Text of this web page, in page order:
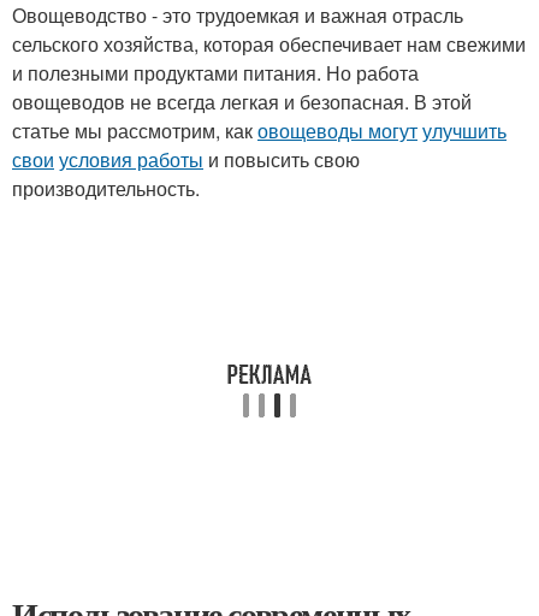
Овощеводство - это трудоемкая и важная отрасль
сельского хозяйства, которая обеспечивает нам свежими
и полезными продуктами питания. Но работа
овощеводов не всегда легкая и безопасная. В этой
статье мы рассмотрим, каковощеводы могутулучшить
свои условия работы и повысить свою
производительность.